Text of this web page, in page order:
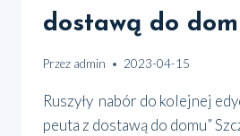
dostawą do
Przez admin 2023-04-15
Ruszy­ły nabór do kolej­nej
peu­ta z dosta­wą do domu”